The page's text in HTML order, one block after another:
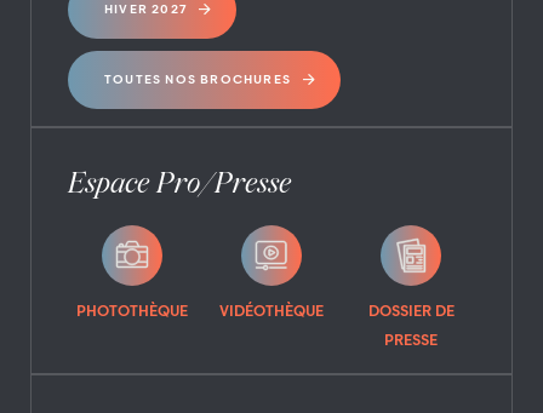
HIVER 2027
TOUTES NOS BROCHURES
Espace Pro/Presse
PHOTOTHÈQUE VIDÉOTHÈQUE
DOSSIER DE
PRESSE